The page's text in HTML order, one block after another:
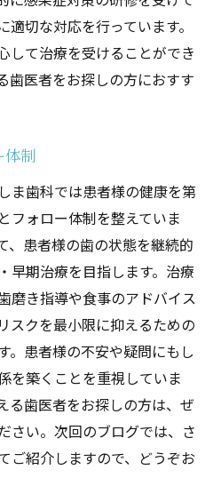
切な対応を行っています。
して治療を受けることができ
歯医者をお探しの方におすす
体制
ま歯科では患者様の健康を第
フォロー体制を整えていま
、患者様の歯の状態を継続的
早期治療を目指します。治療
磨き指導や食事のアドバイス
スクを最小限に抑えるための
。患者様の不安や疑問にもし
を築くことを重視していま
る歯医者をお探しの方は、ぜ
さい。次回のブログでは、さ
ご紹介しますので、どうぞお